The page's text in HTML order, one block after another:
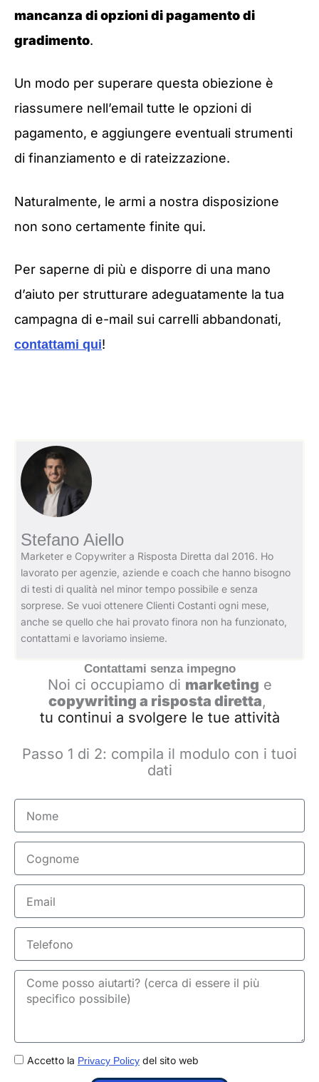
mancanza di opzioni di pagamento di
gradimento.
Un modo per superare questa obiezione è
riassumere nell’email tutte le opzioni di
pagamento, e aggiungere eventuali strumenti
di finanziamento e di rateizzazione.
Naturalmente, le armi a nostra disposizione
non sono certamente finite qui.
Per saperne di più e disporre di una mano
d’aiuto per strutturare adeguatamente la tua
campagna di e-mail sui carrelli abbandonati,
contattami qui!
Stefano Aiello
Marketer e Copywriter a Risposta Diretta dal 2016. Ho
lavorato per agenzie, aziende e coach che hanno bisogno
di testi di qualità nel minor tempo possibile e senza
sorprese. Se vuoi ottenere Clienti Costanti ogni mese,
anche se quello che hai provato finora non ha funzionato,
contattami e lavoriamo insieme.
Contattami senza impegno
Noi ci occupiamo di marketing e
copywriting a risposta diretta,
tu continui a svolgere le tue attività
Passo 1 di 2: compila il modulo con i tuoi
dati
Nome
Cognome
Email
Telefono
GDPRAccetto la Privacy Policy del sito web